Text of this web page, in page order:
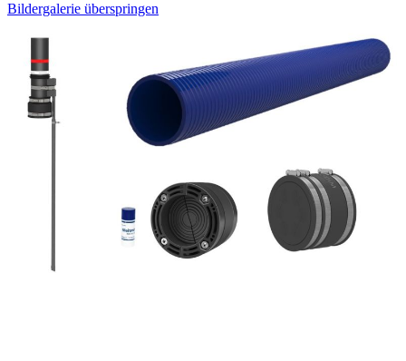
Bildergalerie überspringen